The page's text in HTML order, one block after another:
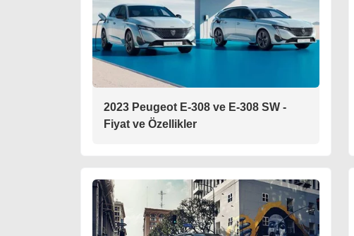
2023 Peugeot E-308 ve E-308 SW -
Fiyat ve Özellikler